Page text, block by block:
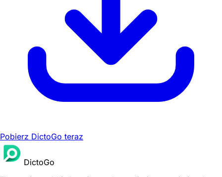
Pobierz DictoGo teraz
DictoGo